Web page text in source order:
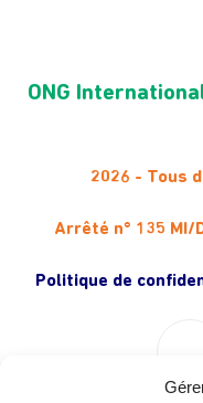
ONG
2026 - Tous
Arrêté n° 135 MI/
Politique de